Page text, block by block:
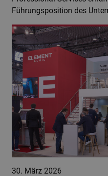
Führungsposition des
30. März 2026